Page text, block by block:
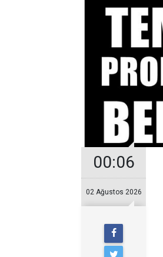
00:06
02 Ağustos 2026